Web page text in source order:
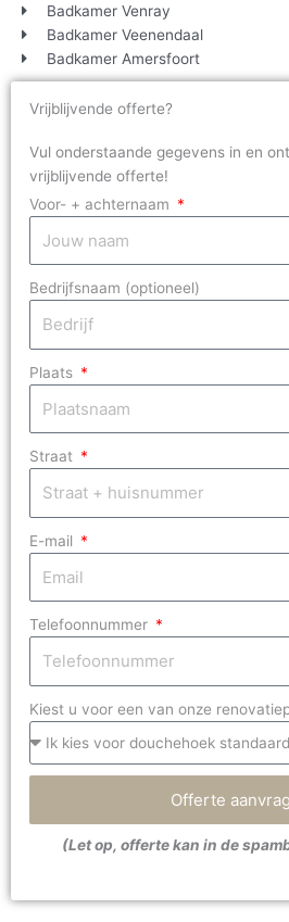
Badkamer Venray
Badkamer Veenendaal
Badkamer Amersfoort
Vrijblijvende offerte?
Vul onderstaande gegevens in en
vrijblijvende offerte!
Voor- + achternaam
Bedrijfsnaam (optioneel)
Plaats
Straat
E-mail
Telefoonnummer
Kiest u voor een van onze
Offerte
(Let op, offerte kan in de